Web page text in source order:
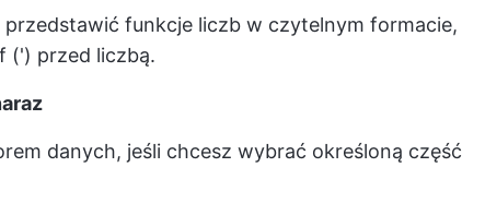
funkcje liczb w czytelnym formacie,
(') przed liczbą.
danych, jeśli chcesz wybrać określoną część